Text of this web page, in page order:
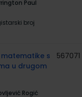
Paul
broj
matematike s
u drugom
Rogić
567071